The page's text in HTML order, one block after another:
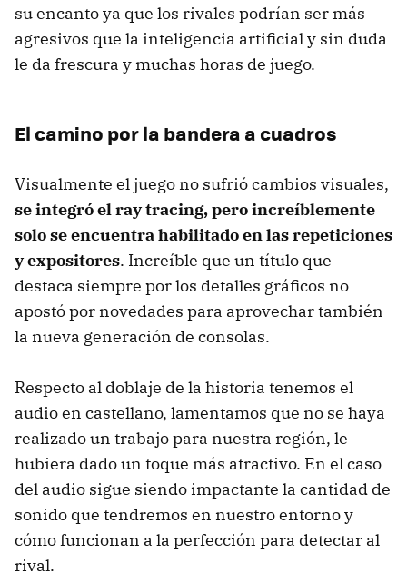
su encanto ya que los rivales podrían ser más
agresivos que la inteligencia artificial y sin duda
le da frescura y muchas horas de juego.
El camino por la bandera a cuadros
Visualmente el juego no sufrió cambios visuales,
se integró el ray tracing, pero increíblemente
solo se encuentra habilitado en las repeticiones
y expositores. Increíble que un título que
destaca siempre por los detalles gráficos no
apostó por novedades para aprovechar también
la nueva generación de consolas.
Respecto al doblaje de la historia tenemos el
audio en castellano, lamentamos que no se haya
realizado un trabajo para nuestra región, le
hubiera dado un toque más atractivo. En el caso
del audio sigue siendo impactante la cantidad de
sonido que tendremos en nuestro entorno y
cómo funcionan a la perfección para detectar al
rival.